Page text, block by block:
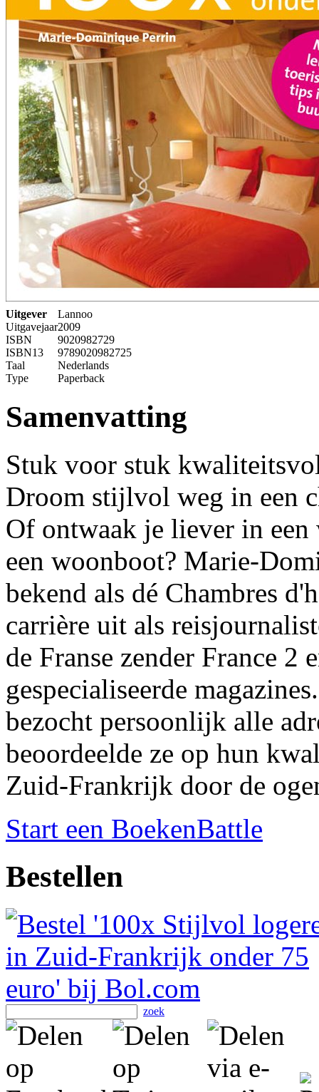
Uitgever
Lannoo
Uitgavejaar2009
ISBN
9020982729
ISBN13
9789020982725
Taal
Nederlands
Type
Paperback
Samenvatting
Stuk voor stuk
Droom stijlvol weg in een
Of ontwaak je liever in
een woonboot? Marie-
bekend als dé Chambres
carrière uit als
de Franse zender France 2
gespecialiseerde
bezocht persoonlijk alle
beoordeelde ze op hun
Zuid-Frankrijk door de
Start een BoekenBattle
Bestellen
zoek